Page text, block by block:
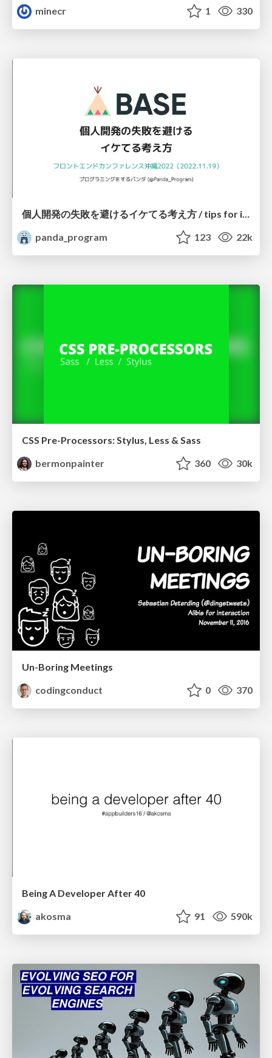
minecr
1 330
個人開発の失敗を避けるイケてる考え方 / tips for indie hackers
panda_program
123 22k
CSS Pre-Processors: Stylus, Less & Sass
bermonpainter
360 30k
Un-Boring Meetings
codingconduct
0 370
Being A Developer After 40
akosma
91 590k